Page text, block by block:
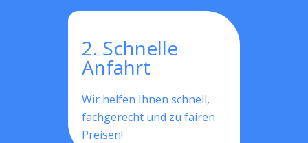
2. Schnelle
Anfahrt
Wir helfen Ihnen schnell,
fachgerecht und zu fairen
Preisen!